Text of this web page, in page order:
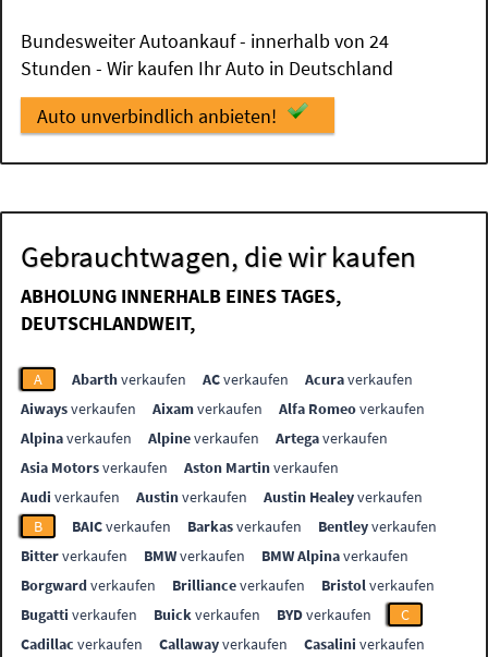
Bundesweiter Autoankauf - innerhalb von 24
Stunden - Wir kaufen Ihr Auto in Deutschland
Auto unverbindlich anbieten!
Gebrauchtwagen, die wir kaufen
ABHOLUNG INNERHALB EINES TAGES,
DEUTSCHLANDWEIT,
A Abarthverkaufen ACverkaufen Acuraverkaufen
Aiwaysverkaufen Aixamverkaufen Alfa Romeoverkaufen
Alpinaverkaufen Alpineverkaufen Artegaverkaufen
Asia Motorsverkaufen Aston Martinverkaufen
Audi verkaufen Austinverkaufen Austin Healeyverkaufen
B
BAICverkaufen Barkasverkaufen Bentleyverkaufen
Bitterverkaufen BMWverkaufen BMW Alpinaverkaufen
Borgwardverkaufen Brillianceverkaufen Bristolverkaufen
Bugatti verkaufen Buickverkaufen BYDverkaufen
C
Cadillac verkaufen Callawayverkaufen Casalini verkaufen